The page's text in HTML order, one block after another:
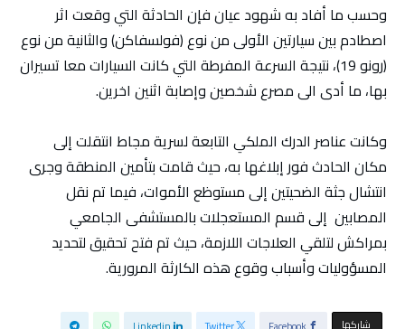
وحسب ما أفاد به شهود عيان فإن الحادثة التي وقعت اثر
اصطادم بين سيارتين الأولى من نوع (فولسفاكن) والثانية من نوع
(رونو 19)، نتيجة السرعة المفرطة التي كانت السيارات معا تسيران
بها، ما أدى الى مصرع شخصين وإصابة اثنين اخرين.
وكانت عناصر الدرك الملكي التابعة لسرية مجاط انتقلت إلى
مكان الحادث فور إبلاغها به، حيث قامت بتأمين المنطقة وجرى
انتشال جثة الضحيتين إلى مستوظع الأموات، فيما تم نقل
المصابين إلى قسم المستعجلات بالمستشفى الجامعي
بمراكش لتلقي العلاجات اللازمة، حيث تم فتح تحقيق لتحديد
المسؤوليات وأسباب وقوع هذه الكارثة المرورية.
‫‫ شاركها‬